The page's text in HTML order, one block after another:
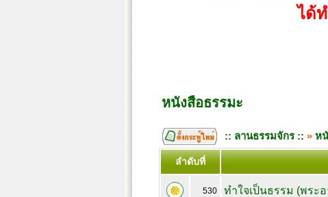
ได้
หนังสือธรรมะ
:: ลานธรรมจักร :: » ห
ลำดับที่
530 ทำใจเป็นธรรม (พระ